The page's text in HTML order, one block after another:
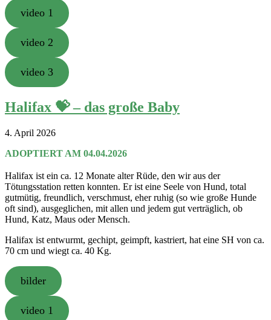
video 1
video 2
video 3
Halifax 💝 – das große Baby
4. April 2026
ADOPTIERT AM 04.04.2026
Halifax ist ein ca. 12 Monate alter Rüde, den wir aus der
Tötungsstation retten konnten. Er ist eine Seele von Hund, total
gutmütig, freundlich, verschmust, eher ruhig (so wie große Hunde
oft sind), ausgeglichen, mit allen und jedem gut verträglich, ob
Hund, Katz, Maus oder Mensch.
Halifax ist entwurmt, gechipt, geimpft, kastriert, hat eine SH von ca.
70 cm und wiegt ca. 40 Kg.
bilder
video 1